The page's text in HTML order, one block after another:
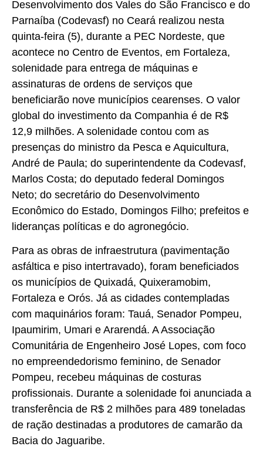
Desenvolvimento dos Vales do São Francisco e do
Parnaíba (Codevasf) no Ceará realizou nesta
quinta-feira (5), durante a PEC Nordeste, que
acontece no Centro de Eventos, em Fortaleza,
solenidade para entrega de máquinas e
assinaturas de ordens de serviços que
beneficiarão nove municípios cearenses. O valor
global do investimento da Companhia é de R$
12,9 milhões. A solenidade contou com as
presenças do ministro da Pesca e Aquicultura,
André de Paula; do superintendente da Codevasf,
Marlos Costa; do deputado federal Domingos
Neto; do secretário do Desenvolvimento
Econômico do Estado, Domingos Filho; prefeitos e
lideranças políticas e do agronegócio.
Para as obras de infraestrutura (pavimentação
asfáltica e piso intertravado), foram beneficiados
os municípios de Quixadá, Quixeramobim,
Fortaleza e Orós. Já as cidades contempladas
com maquinários foram: Tauá, Senador Pompeu,
Ipaumirim, Umari e Ararendá. A Associação
Comunitária de Engenheiro José Lopes, com foco
no empreendedorismo feminino, de Senador
Pompeu, recebeu máquinas de costuras
profissionais. Durante a solenidade foi anunciada a
transferência de R$ 2 milhões para 489 toneladas
de ração destinadas a produtores de camarão da
Bacia do Jaguaribe.